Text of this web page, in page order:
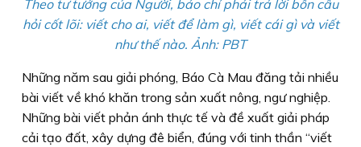
Theo tư tưởng của Người, báo chí phải trả lời bốn câu
hỏi cốt lõi: viết cho ai, viết để làm gì, viết cái gì và viết
như thế nào. Ảnh: PBT
Những năm sau giải phóng, Báo Cà Mau đăng tải nhiều
bài viết về khó khăn trong sản xuất nông, ngư nghiệp.
Những bài viết phản ánh thực tế và đề xuất giải pháp
cải tạo đất, xây dựng đê biển, đúng với tinh thần “viết